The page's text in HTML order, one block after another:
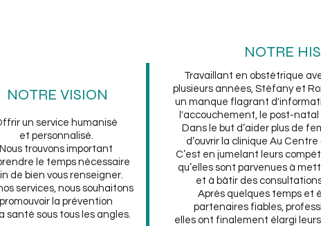
NOTRE VISION
un service humanisé
et personnalisé.
Nous trouvons important
le temps nécessaire
de bien vous renseigner.
services, nous souhaitons
promouvoir la prévention
santé sous tous les angles.
NOTRE
Travaillant en obstétrique
plusieurs années, Stéfany et
un manque flagrant
l'accouchement, le post-
Dans le but d’aider plus de
d’ouvrir la clinique Au Centre
C’est en jumelant leurs
qu’elles sont parvenues à
et à bâtir des
Après quelques temps et
partenaires fiables,
elles ont finalement élargi